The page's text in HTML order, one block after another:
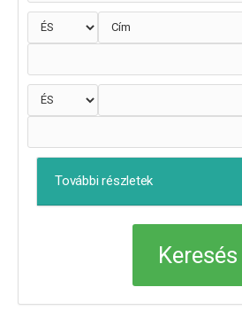
További részletek